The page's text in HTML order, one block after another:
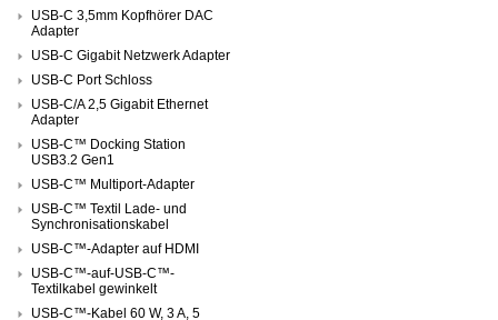
USB-C 3,5mm Kopfhörer DAC
Adapter
USB-C Gigabit Netzwerk Adapter
USB-C Port Schloss
USB-C/A 2,5 Gigabit Ethernet
Adapter
USB-C™ Docking Station
USB3.2 Gen1
USB-C™ Multiport-Adapter
USB-C™ Textil Lade- und
Synchronisationskabel
USB-C™-Adapter auf HDMI
USB-C™-auf-USB-C™-
Textilkabel gewinkelt
USB-C™-Kabel 60 W, 3 A, 5